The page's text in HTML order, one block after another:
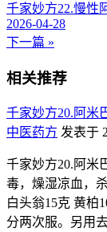
千家妙方22.慢性
2026-04-28
下一篇 »
相关推荐
千家妙方20.阿米
中医药方 发表于
千家妙方20.阿米
毒，燥湿凉血，
白头翁15克 黄柏
分两次服。另用